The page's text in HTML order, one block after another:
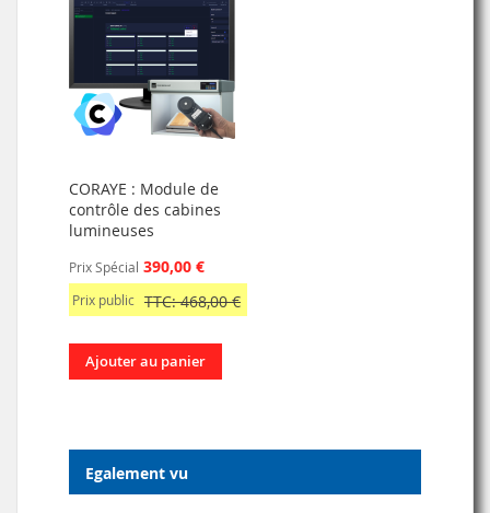
CORAYE : Module de
contrôle des cabines
lumineuses
Prix Spécial 390,00 €
Prix public TTC: 468,00 €
Ajouter au panier
Egalement vu